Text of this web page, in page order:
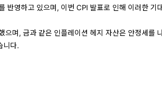
영하고 있으며, 이번 CPI 발표로 인해 이러한 기
으며, 금과 같은 인플레이션 헤지 자산은 안정세를
니다.